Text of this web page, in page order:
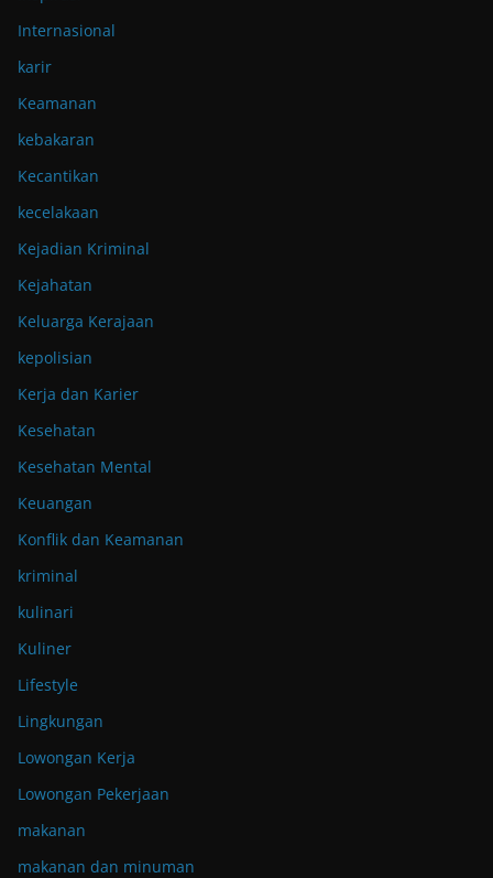
Internasional
karir
Keamanan
kebakaran
Kecantikan
kecelakaan
Kejadian Kriminal
Kejahatan
Keluarga Kerajaan
kepolisian
Kerja dan Karier
Kesehatan
Kesehatan Mental
Keuangan
Konflik dan Keamanan
kriminal
kulinari
Kuliner
Lifestyle
Lingkungan
Lowongan Kerja
Lowongan Pekerjaan
makanan
makanan dan minuman